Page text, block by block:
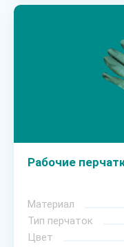
Рабочие
Материал
Тип перчаток
Цвет